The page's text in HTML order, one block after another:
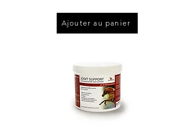
Ajouter au panier